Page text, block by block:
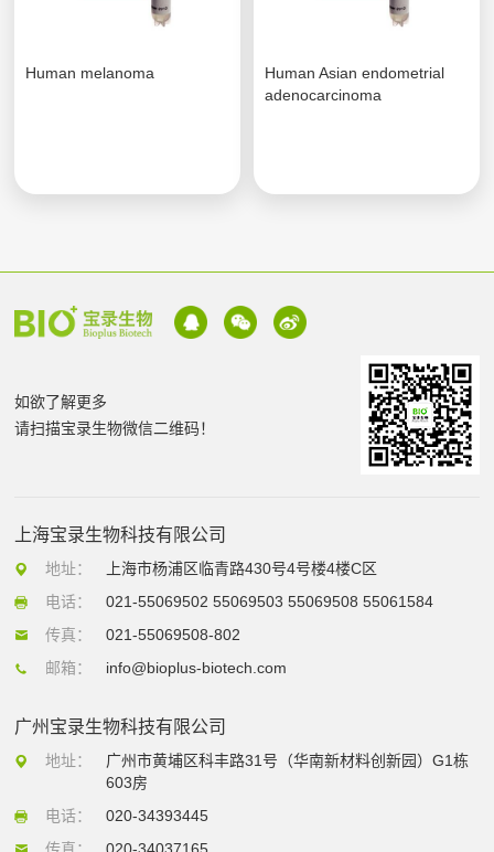
Human melanoma
Human Asian endometrial
adenocarcinoma
如欲了解更多
请扫描宝录生物微信二维码！
上海宝录生物科技有限公司
地址：
上海市杨浦区临青路430号4号楼4楼C区
电话：
021-55069502 55069503 55069508 55061584
传真：
021-55069508-802
邮箱：
info@bioplus-biotech.com
广州宝录生物科技有限公司
地址：
广州市黄埔区科丰路31号（华南新材料创新园）G1栋
603房
电话：
020-34393445